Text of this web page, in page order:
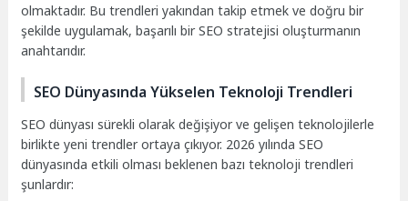
olmaktadır. Bu trendleri yakından takip etmek ve doğru bir
şekilde uygulamak, başarılı bir SEO stratejisi oluşturmanın
anahtarıdır.
SEO Dünyasında Yükselen Teknoloji Trendleri
SEO dünyası sürekli olarak değişiyor ve gelişen teknolojilerle
birlikte yeni trendler ortaya çıkıyor. 2026 yılında SEO
dünyasında etkili olması beklenen bazı teknoloji trendleri
şunlardır: